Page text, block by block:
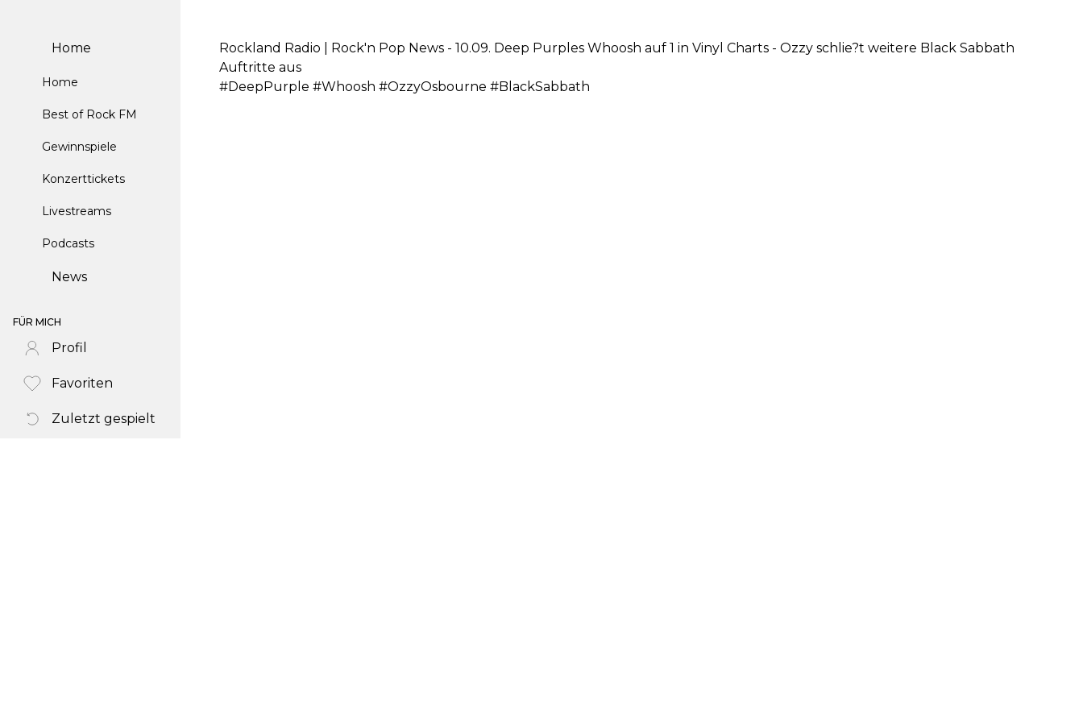
Home
Home
Best of Rock FM
Gewinnspiele
Konzerttickets
Livestreams
Podcasts
News
FÜR MICH
Profil
Favoriten
Zuletzt gespielt
Rockland Radio | Rock'n Pop News - 10.09. Deep Purples Whoosh auf 1 in Vinyl Charts - Ozzy schlie?t weitere Black Sabbath
Auftritte aus
#DeepPurple #Whoosh #OzzyOsbourne #BlackSabbath